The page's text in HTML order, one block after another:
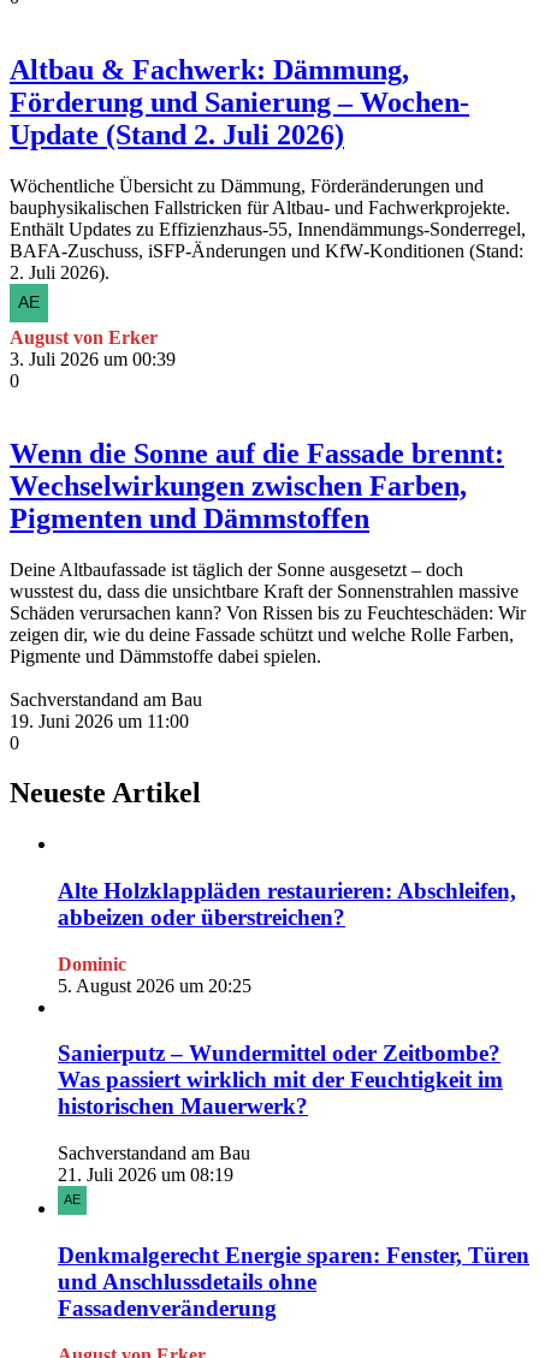
Altbau & Fachwerk: Dämmung,
Förderung und Sanierung – Wochen-
Update (Stand 2. Juli 2026)
Wöchentliche Übersicht zu Dämmung, Förderänderungen und
bauphysikalischen Fallstricken für Altbau- und Fachwerkprojekte.
Enthält Updates zu Effizienzhaus‑55, Innendämmungs‑Sonderregel,
BAFA‑Zuschuss, iSFP‑Änderungen und KfW‑Konditionen (Stand:
2. Juli 2026).
August von Erker
3. Juli 2026 um 00:39
0
Wenn die Sonne auf die Fassade brennt:
Wechselwirkungen zwischen Farben,
Pigmenten und Dämmstoffen
Deine Altbaufassade ist täglich der Sonne ausgesetzt – doch
wusstest du, dass die unsichtbare Kraft der Sonnenstrahlen massive
Schäden verursachen kann? Von Rissen bis zu Feuchteschäden: Wir
zeigen dir, wie du deine Fassade schützt und welche Rolle Farben,
Pigmente und Dämmstoffe dabei spielen.
Sachverstandand am Bau
19. Juni 2026 um 11:00
0
Neueste Artikel
Alte Holzklappläden restaurieren: Abschleifen,
abbeizen oder überstreichen?
Dominic
5. August 2026 um 20:25
Sanierputz – Wundermittel oder Zeitbombe?
Was passiert wirklich mit der Feuchtigkeit im
historischen Mauerwerk?
Sachverstandand am Bau
21. Juli 2026 um 08:19
Denkmalgerecht Energie sparen: Fenster, Türen
und Anschlussdetails ohne
Fassadenveränderung